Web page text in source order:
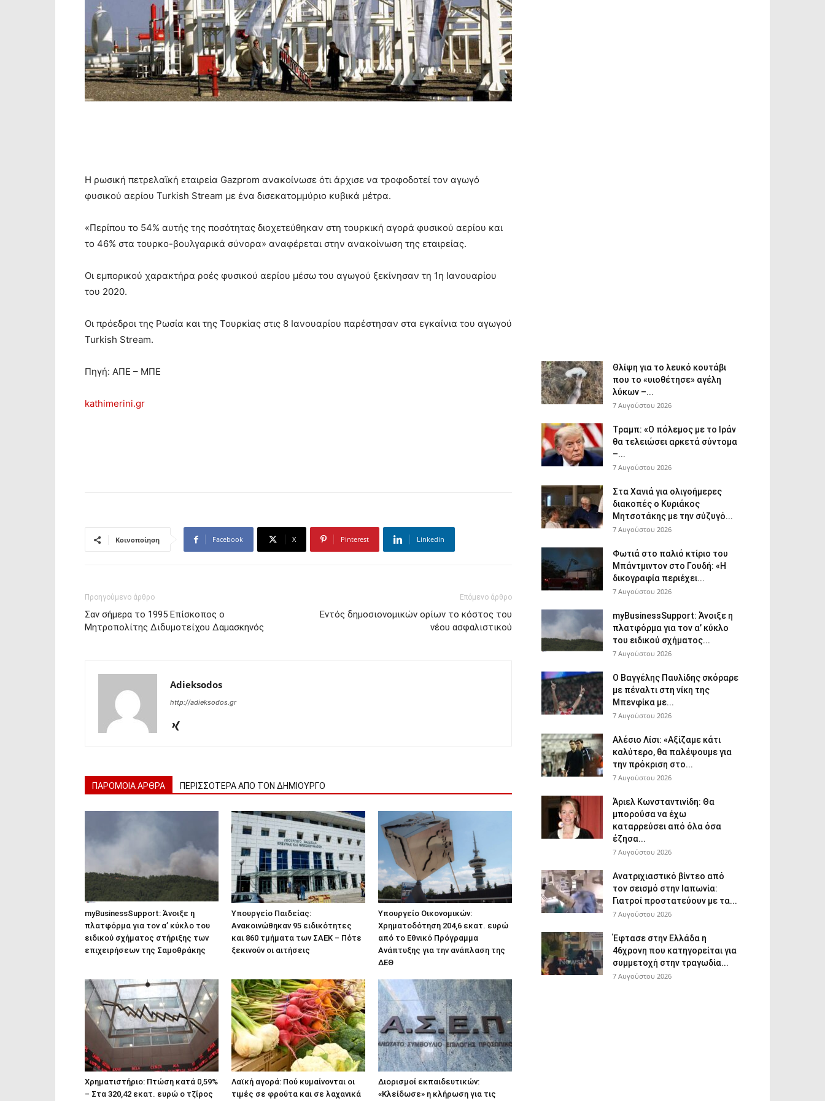
Η ρωσική πετρελαϊκή εταιρεία Gazprom ανακοίνωσε ότι άρχισε να τροφοδοτεί τον αγωγό
φυσικού αερίου Turkish Stream με ένα δισεκατομμύριο κυβικά μέτρα.
«Περίπου το 54% αυτής της ποσότητας διοχετεύθηκαν στη τουρκική αγορά φυσικού αερίου και
το 46% στα τουρκο-βουλγαρικά σύνορα» αναφέρεται στην ανακοίνωση της εταιρείας.
Οι εμπορικού χαρακτήρα ροές φυσικού αερίου μέσω του αγωγού ξεκίνησαν τη 1η Ιανουαρίου
του 2020.
Οι πρόεδροι της Ρωσία και της Τουρκίας στις 8 Ιανουαρίου παρέστησαν στα εγκαίνια του αγωγού
Turkish Stream.
Πηγή: ΑΠΕ – ΜΠΕ
kathimerini.gr
Κοινοποίηση Facebook X Pinterest Linkedin
Προηγούμενο άρθρο
Σαν σήμερα το 1995 Επίσκοπος ο
Μητροπολίτης Διδυμοτείχου Δαμασκηνός
Επόμενο άρθρο
Εντός δημοσιονομικών ορίων το κόστος του
νέου ασφαλιστικού
Adieksodos
http://adieksodos.gr
ΠΑΡΟΜΟΙΑ ΑΡΘΡΑ ΠΕΡΙΣΣΟΤΕΡΑ ΑΠΟ ΤΟΝ ΔΗΜΙΟΥΡΓΟ
myBusinessSupport: Άνοιξε η
πλατφόρμα για τον α’ κύκλο του
ειδικού σχήματος στήριξης των
επιχειρήσεων της Σαμοθράκης
Υπουργείο Παιδείας:
Ανακοινώθηκαν 95 ειδικότητες
και 860 τμήματα των ΣΑΕΚ – Πότε
ξεκινούν οι αιτήσεις
Υπουργείο Οικονομικών:
Χρηματοδότηση 204,6 εκατ. ευρώ
από το Εθνικό Πρόγραμμα
Ανάπτυξης για την ανάπλαση της
ΔΕΘ
Χρηματιστήριο: Πτώση κατά 0,59%
– Στα 320,42 εκατ. ευρώ ο τζίρος
Λαϊκή αγορά: Πού κυμαίνονται οι
τιμές σε φρούτα και σε λαχανικά
Διορισμοί εκπαιδευτικών:
«Κλείδωσε» η κλήρωση για τις
Θλίψη για το λευκό κουτάβι
που το «υιοθέτησε» αγέλη
λύκων –...
7 Αυγούστου 2026
Τραμπ: «Ο πόλεμος με το Ιράν
θα τελειώσει αρκετά σύντομα
–...
7 Αυγούστου 2026
Στα Χανιά για ολιγοήμερες
διακοπές ο Κυριάκος
Μητσοτάκης με την σύζυγό...
7 Αυγούστου 2026
Φωτιά στο παλιό κτίριο του
Μπάντμιντον στο Γουδή: «Η
δικογραφία περιέχει...
7 Αυγούστου 2026
myBusinessSupport: Άνοιξε η
πλατφόρμα για τον α’ κύκλο
του ειδικού σχήματος...
7 Αυγούστου 2026
Ο Βαγγέλης Παυλίδης σκόραρε
με πέναλτι στη νίκη της
Μπενφίκα με...
7 Αυγούστου 2026
Αλέσιο Λίσι: «Αξίζαμε κάτι
καλύτερο, θα παλέψουμε για
την πρόκριση στο...
7 Αυγούστου 2026
Άριελ Κωνσταντινίδη: Θα
μπορούσα να έχω
καταρρεύσει από όλα όσα
έζησα...
7 Αυγούστου 2026
Ανατριχιαστικό βίντεο από
τον σεισμό στην Ιαπωνία:
Γιατροί προστατεύουν με τα...
7 Αυγούστου 2026
Έφτασε στην Ελλάδα η
46χρονη που κατηγορείται για
συμμετοχή στην τραγωδία...
7 Αυγούστου 2026